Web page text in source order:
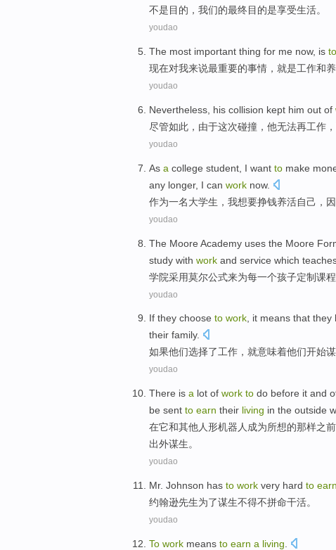
不是目的，我们的最终目的是享受生活。
youdao
The most important thing for me now, is to
现在对我来说最重要的事情 ， 就是工作和
youdao
Nevertheless his collision kept him out of
尽管如此 ，由于这次碰撞， 他无法再工作 ，
youdao
As a college student I want to make
any longer, I can work now.
作为一名大学生 ， 我想要挣钱养活自己，
youdao
The Moore Academy uses the Moore
study with work and service which
学院采用莫尔公式来为每一个孩子定制课程
youdao
If they choose to work, it means that they
their family.
如果他们选择了工作 ， 就意味着他们开始
youdao
There is a lot of work to do before it and
be sent to earn their living in the outside
在它和其他人形机器人成为所想的那样之前
出外谋生。
youdao
Mr. Johnson has to work very hard to earn
约翰逊先生为了谋生不得不拼命干活。
youdao
To work means to earn a living